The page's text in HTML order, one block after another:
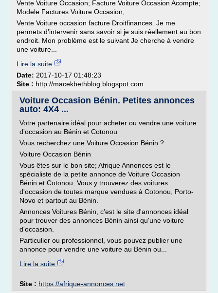
Vente Voiture Occasion; Facture Voiture Occasion Acompte;
Modele Factures Voiture Occasion;
Vente Voiture occasion facture Droitfinances. Je me
permets d'intervenir sans savoir si je suis réellement au bon
endroit. Mon problème est le suivant Je cherche à vendre
une voiture...
Lire la suite
Date: 2017-10-17 01:48:23
Site : http://macekbethblog.blogspot.com
Voiture Occasion Bénin. Petites annonces
auto: 4X4 ...
Votre partenaire idéal pour acheter ou vendre une voiture
d'occasion au Bénin et Cotonou
Vous recherchez une Voiture Occasion Bénin ?
Voiture Occasion Bénin
Vous êtes sur le bon site; Afrique Annonces est le
spécialiste de la petite annonce de Voiture Occasion
Bénin et Cotonou. Vous y trouverez des voitures
d'occasion de toutes marque vendues à Cotonou, Porto-
Novo et partout au Bénin.
Annonces Voitures Bénin, c'est le site d'annonces idéal
pour trouver des annonces Bénin ainsi qu'une voiture
d'occasion.
Particulier ou professionnel, vous pouvez publier une
annonce pour vendre une voiture au Bénin ou...
Lire la suite
Site : https://afrique-annonces.net